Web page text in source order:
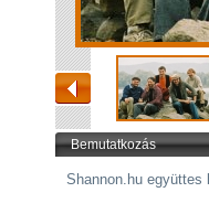
Bemutatkozás
Shannon.hu együttes